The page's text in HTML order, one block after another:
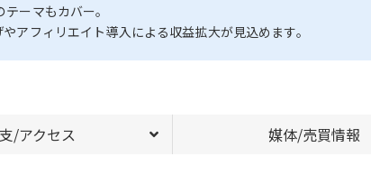
ーマもカバー。
アフィリエイト導入による収益拡大が見込めます。
/アクセス 媒体/売買情報